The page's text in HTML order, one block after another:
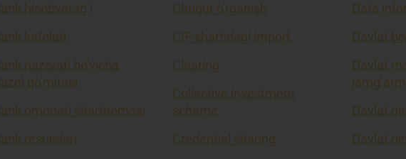
hisobvarag’i
kafolati
nazorati bo'yicha
qo'mitasi
omonati shartnomasi
resurslari
Chuqur o'rganish
CIF shartidagi import
Clearing
Collective investment
scheme
Credential sharing
Data
Davlat
Davlat
Davlat
Davlat